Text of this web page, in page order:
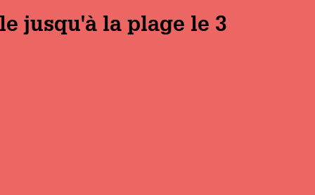
jusqu'à la plage le 3